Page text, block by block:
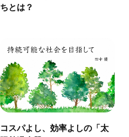
ちとは？
コスパよし、効率よしの「太